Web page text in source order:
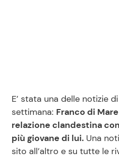
Viaggi e Turismo
Festività
E’ stata una delle notizie
settimana: Franco di
relazione clandestina
più giovane di lui. Una
sito all’altro e su tutte le